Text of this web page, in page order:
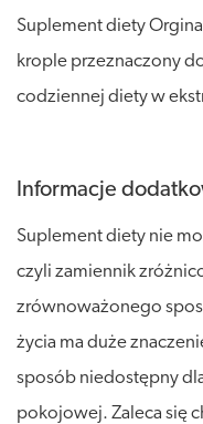
Suplement diety
krople przeznaczony
codziennej diety w
Informacje
Suplement diety nie
czyli zamiennik
zrównoważonego
życia ma duże
sposób niedostępny
pokojowej. Zaleca się